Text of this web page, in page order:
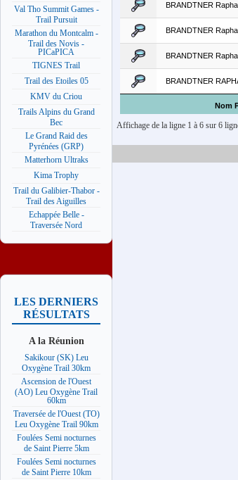
Val Tho Summit Games -
Trail Pursuit
Marathon du Montcalm -
Trail des Novis -
PICaPICA
TIGNES Trail
Trail des Etoiles 05
KMV du Criou
Trails Alpins du Grand
Bec
Le Grand Raid des
Pyrénées (GRP)
Matterhorn Ultraks
Kima Trophy
Trail du Galibier-Thabor -
Trail des Aiguilles
Echappée Belle -
Traversée Nord
LES DERNIERS
RÉSULTATS
A la Réunion
Sakikour (SK) Leu
Oxygène Trail 30km
Ascension de l'Ouest
(AO) Leu Oxygène Trail
60km
Traversée de l'Ouest (TO)
Leu Oxygène Trail 90km
Foulées Semi nocturnes
de Saint Pierre 5km
Foulées Semi nocturnes
de Saint Pierre 10km
Nom
BRANDTNER
BRANDTNER
BRANDTNER
BRANDTNER
Affichage de la ligne 1 à 6 sur 6